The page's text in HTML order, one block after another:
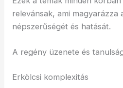
relevánsak, ami magyarázza
népszerűségét és hatását.
A regény üzenete és
Erkölcsi komplexitás